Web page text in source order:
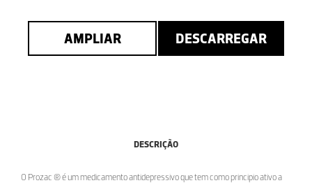
AMPLIAR DESCARREGAR
DESCRIÇÃO
O Prozac ® é um medicamento antidepressivo que tem como principio ativo a